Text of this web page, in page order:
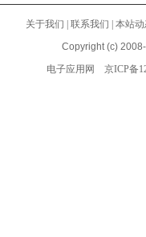
关于我们 联系我们
本站
Copyright (c)
电子应用网
京ICP备